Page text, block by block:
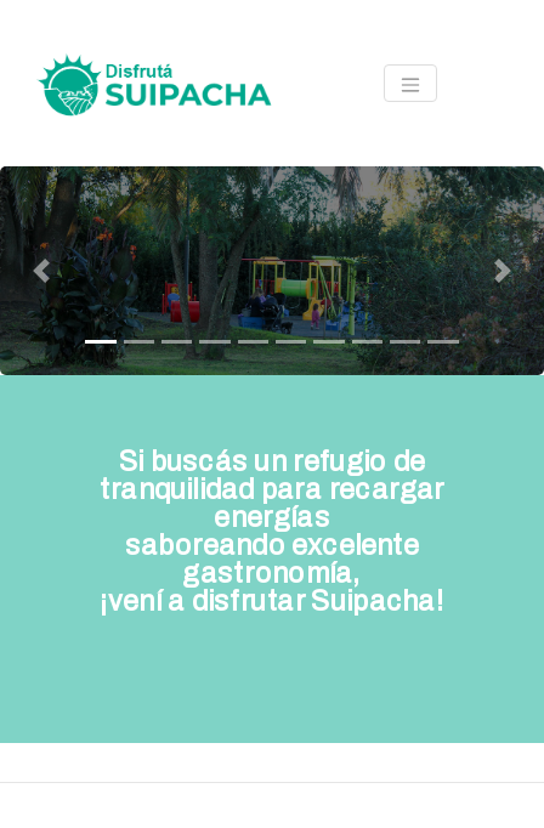
TOGGLE
Previous Next
Si buscás un refugio de
tranquilidad para recargar
energías
saboreando excelente
gastronomía,
¡vení a disfrutar Suipacha!